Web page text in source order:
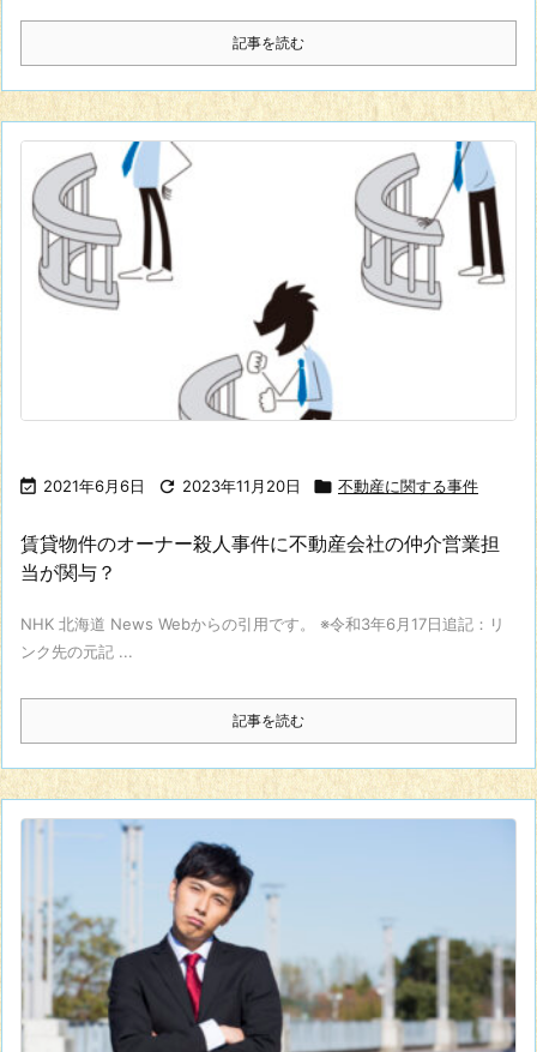
記事を読む
 2021年6月6日  2023年11月20日  不動産に関する事件
賃貸物件のオーナー殺人事件に不動産会社の仲介営業担
当が関与？
NHK 北海道 News Webからの引用です。 ※令和3年6月17日追記：リ
ンク先の元記 ...
記事を読む